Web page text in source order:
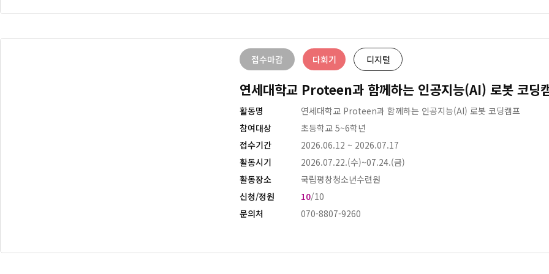
접수마감 다회기 디지털
연세대학교 Proteen과 함께하는 인공지능(AI) 로봇 코딩
활동명
연세대학교 Proteen과 함께하는 인공지능(AI) 로봇 코딩캠프
참여대상
초등학교 5~6학년
접수기간
2026.06.12 ~ 2026.07.17
활동시기
2026.07.22.(수)~07.24.(금)
활동장소
국립평창청소년수련원
신청/정원
10/10
문의처
070-8807-9260